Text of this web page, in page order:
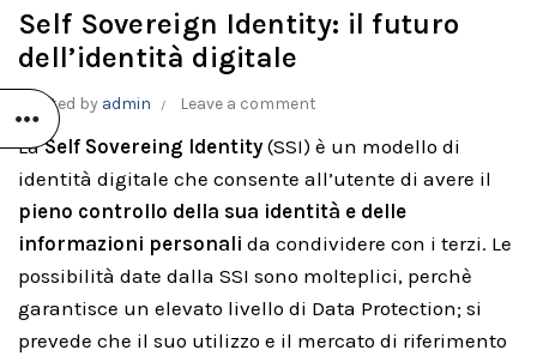
Self Sovereign Identity: il futuro
dell’identità digitale
Posted by admin Leave a comment
LaSelf Sovereing Identity (SSI) è un modello di
identità digitale che consente all’utente di avere il
pieno controllo della sua identità e delle
informazioni personali da condividere con i terzi. Le
possibilità date dalla SSI sono molteplici, perchè
garantisce un elevato livello di Data Protection; si
prevede che il suo utilizzo e il mercato di riferimento